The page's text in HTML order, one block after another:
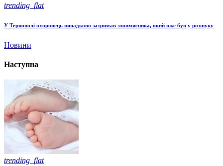
trending_flat
У Тернополі охоронець випадково затримав зловмисника, який вже був у розшуку
Новини
Наступна
trending_flat